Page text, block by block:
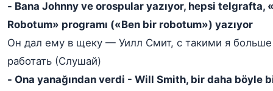
- Bana Johnny ve orospular yazıyor, hepsi telgrafta,
Robotum» programı («Ben bir robotum») yazıyor
Он дал ему в щеку — Уилл Смит, с такими я больше
работать (Слушай)
- Ona yanağından verdi - Will Smith, bir daha böyle